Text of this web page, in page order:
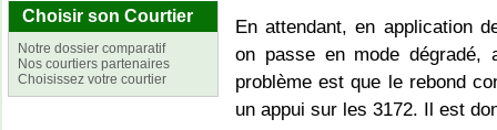
Choisir son Courtier
Notre dossier comparatif
Nos courtiers partenaires
Choisissez votre courtier
En attendant, en application
on passe en mode
problème est que le rebond
un appui sur les 3172. Il est